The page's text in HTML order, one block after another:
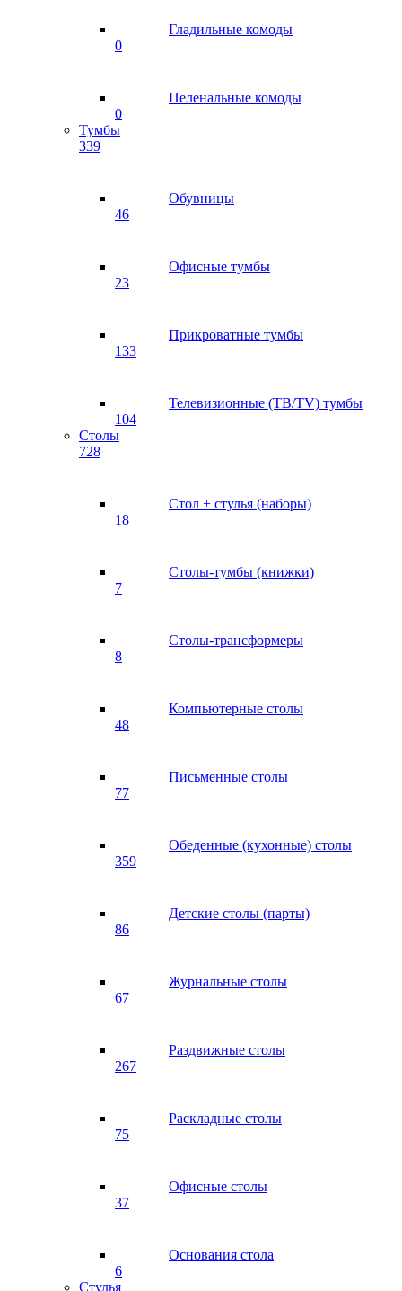
Гладильные комоды
0
Пеленальные комоды
0
Тумбы
339
Обувницы
46
Офисные тумбы
23
Прикроватные тумбы
133
Телевизионные (ТВ/TV) тумбы
104
Столы
728
Стол + стулья (наборы)
18
Столы-тумбы (книжки)
7
Столы-трансформеры
8
Компьютерные столы
48
Письменные столы
77
Обеденные (кухонные) столы
359
Детские столы (парты)
86
Журнальные столы
67
Раздвижные столы
267
Раскладные столы
75
Офисные столы
37
Основания стола
6
Стулья